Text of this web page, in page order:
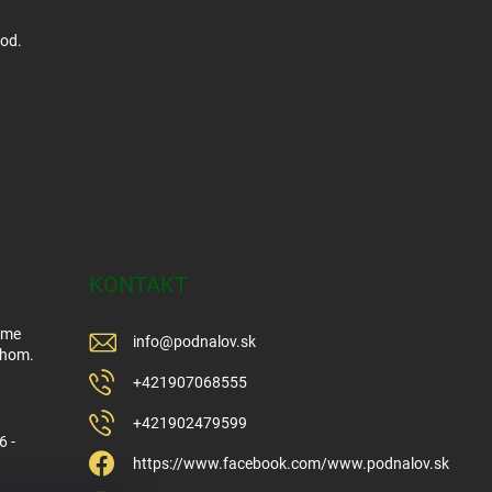
-
KONTAKT
info@podnalov.sk
+421907068555
+421902479599
https://www.facebook.com/www.podnalov.sk